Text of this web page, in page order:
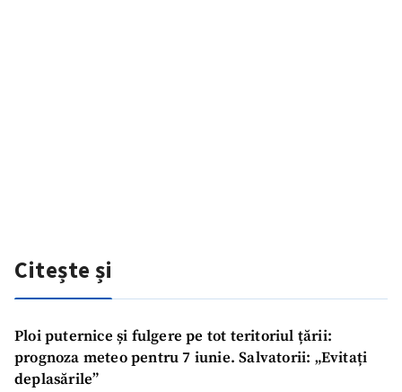
Citește și
Ploi puternice și fulgere pe tot teritoriul țării:
prognoza meteo pentru 7 iunie. Salvatorii: „Evitați
deplasările”